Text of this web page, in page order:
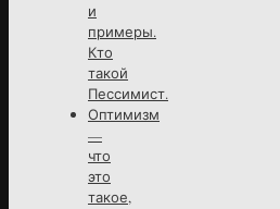
и
примеры.
Кто
такой
Пессимист.
Оптимизм
—
что
это
такое,